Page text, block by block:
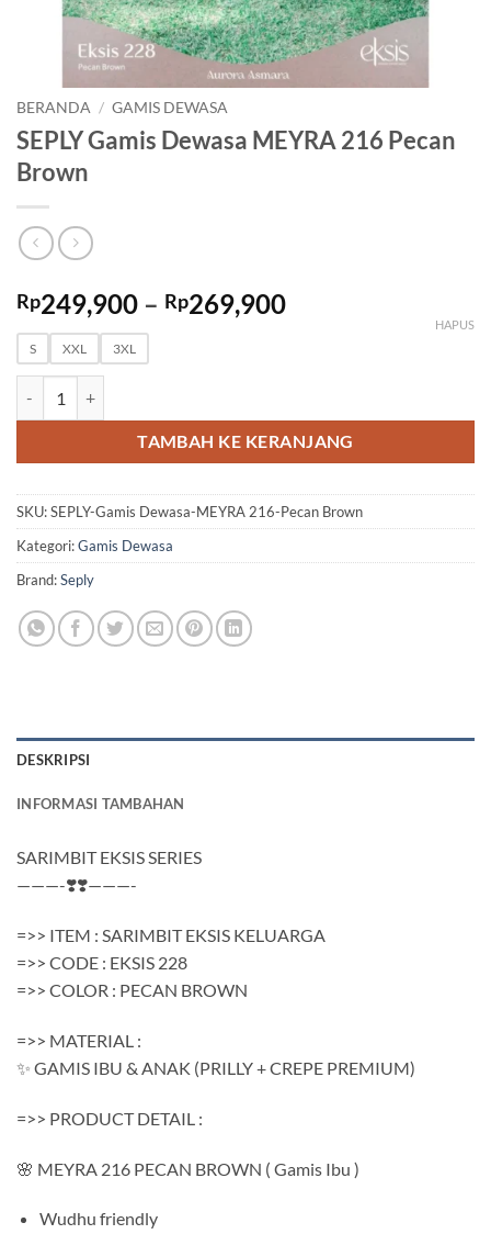
BERANDA / GAMIS DEWASA
SEPLY Gamis Dewasa MEYRA 216 Pecan
Brown
Rp249,900 – Rp269,900Rentang
S XXL 3XL
HAPUS
TAMBAH KE KERANJANG
SKU:SEPLY-Gamis Dewasa-MEYRA 216-Pecan Brown
Kategori:Gamis Dewasa
Brand:Seply
DESKRIPSI
INFORMASI TAMBAHAN
SARIMBIT EKSIS SERIES
———-❣️❣️———-
=>> ITEM : SARIMBIT EKSIS KELUARGA
=>> CODE : EKSIS 228
=>> COLOR : PECAN BROWN
=>> MATERIAL :
✨ GAMIS IBU & ANAK (PRILLY + CREPE PREMIUM)
=>> PRODUCT DETAIL :
🌸 MEYRA 216 PECAN BROWN ( Gamis Ibu )
Wudhu friendly